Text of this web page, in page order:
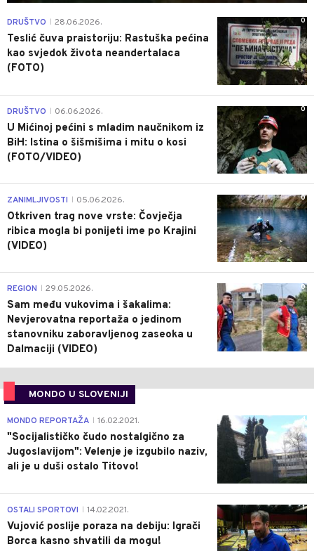
0
DRUŠTVO 28.06.2026.
Teslić čuva praistoriju: Rastuška pećina
kao svjedok života neandertalaca
(FOTO)
0
DRUŠTVO 06.06.2026.
U Mićinoj pećini s mladim naučnikom iz
BiH: Istina o šišmišima i mitu o kosi
(FOTO/VIDEO)
0
ZANIMLJIVOSTI 05.06.2026.
Otkriven trag nove vrste: Čovječja
ribica mogla bi ponijeti ime po Krajini
(VIDEO)
0
REGION 29.05.2026.
Sam među vukovima i šakalima:
Nevjerovatna reportaža o jedinom
stanovniku zaboravljenog zaseoka u
Dalmaciji (VIDEO)
MONDO U SLOVENIJI
4
MONDO REPORTAŽA 16.02.2021.
"Socijalističko čudo nostalgično za
Jugoslavijom": Velenje je izgubilo naziv,
ali je u duši ostalo Titovo!
1
OSTALI SPORTOVI 14.02.2021.
Vujović poslije poraza na debiju: Igrači
Borca kasno shvatili da mogu!